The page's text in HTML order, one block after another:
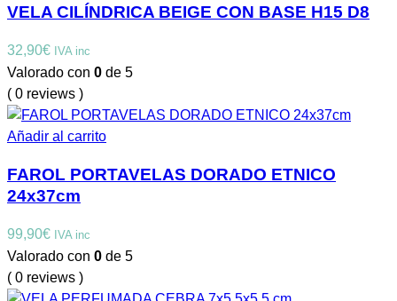
VELA CILÍNDRICA BEIGE CON BASE H15 D8
32,90€ IVA inc
Valorado con 0 de 5
( 0 reviews )
Añadir al carrito
FAROL PORTAVELAS DORADO ETNICO
24x37cm
99,90€ IVA inc
Valorado con 0 de 5
( 0 reviews )